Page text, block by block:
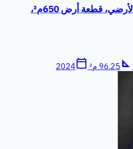
منازل فاخرة بالطابق الأرضي، قطعة أرض 650م²،
square_foot 96.25 م² calendar_today
2024